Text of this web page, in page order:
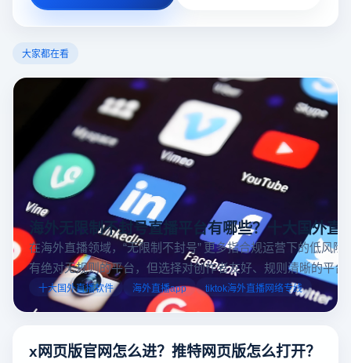
大家都在看
海外无限制不封号直播平台有哪些？十大国外直
在海外直播领域，“无限制不封号” 更多指合规运营下的低风
有绝对无规则的平台，但选择对创作者友好、规则清晰的平台
业工具规避风险，能显著降低封号概率。以下推荐十大国外
台，并结合云登多开浏览器的功能，详解如何安全高效运营。
十大国外直播软件 海外直播app tiktok海外直播网络专线